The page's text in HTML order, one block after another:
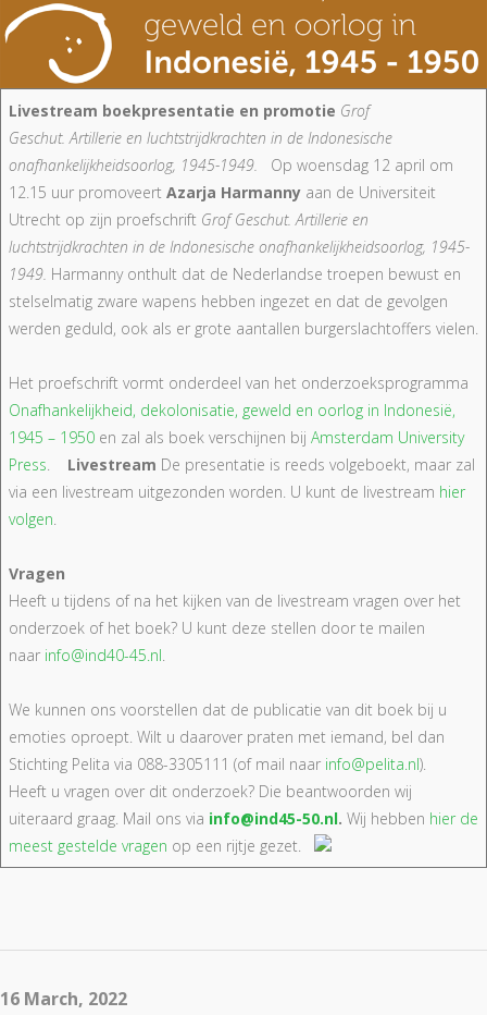
Livestream boekpresentatie en promotie Grof
Geschut. Artillerie en luchtstrijdkrachten in de Indonesische
onafhankelijkheidsoorlog, 1945-1949. Op woensdag 12 april om
12.15 uur promoveert Azarja Harmanny aan de Universiteit
Utrecht op zijn proefschrift Grof Geschut. Artillerie en
luchtstrijdkrachten in de Indonesische onafhankelijkheidsoorlog, 1945-
1949. Harmanny onthult dat de Nederlandse troepen bewust en
stelselmatig zware wapens hebben ingezet en dat de gevolgen
werden geduld, ook als er grote aantallen burgerslachtoffers vielen.
Het proefschrift vormt onderdeel van het onderzoeksprogramma
Onafhankelijkheid, dekolonisatie, geweld en oorlog in Indonesië,
1945 – 1950 en zal als boek verschijnen bij Amsterdam University
Press. Livestream De presentatie is reeds volgeboekt, maar zal
via een livestream uitgezonden worden. U kunt de livestream hier
volgen.
Vragen
Heeft u tijdens of na het kijken van de livestream vragen over het
onderzoek of het boek? U kunt deze stellen door te mailen
naar info@ind40-45.nl.
We kunnen ons voorstellen dat de publicatie van dit boek bij u
emoties oproept. Wilt u daarover praten met iemand, bel dan
Stichting Pelita via 088-3305111 (of mail naar info@pelita.nl).
Heeft u vragen over dit onderzoek? Die beantwoorden wij
uiteraard graag. Mail ons via info@ind45-50.nl. Wij hebben hier de
meest gestelde vragen op een rijtje gezet.
16 March, 2022